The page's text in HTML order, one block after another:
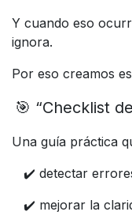
Y cuando eso
ignora.
Por eso creamos
🎯 “Checklist
Una guía práctica
✔️ detectar
✔️ mejorar la